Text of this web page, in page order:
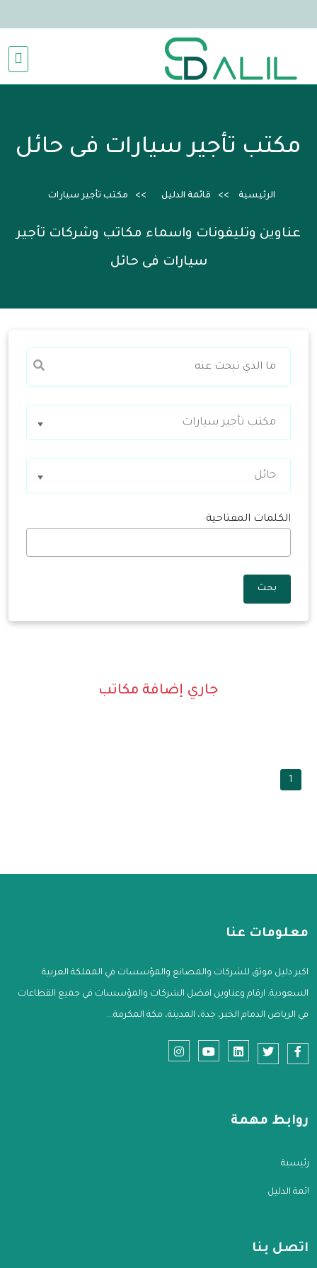
مكتب تأجير سيارات فى حائل
الرئيسية قائمة الدليل مكتب تأجير سيارات
عناوين وتليفونات واسماء مكاتب وشركات تأجير
سيارات فى حائل
مكتب تأجير سيارات
حائل
الكلمات المفتاحية
بحث
جاري إضافة مكاتب
1
معلومات عنا
اكبر دليل موثق للشركات والمصانع والمؤسسات في المملكة العربية
السعودية. ارقام وعناوين افضل الشركات والمؤسسات في جميع القطاعات
في الرياض الدمام الخبر، جدة، المدينة، مكة المكرمة...
روابط مهمة
الرئيسية
قائمة الدليل
اتصل بنا